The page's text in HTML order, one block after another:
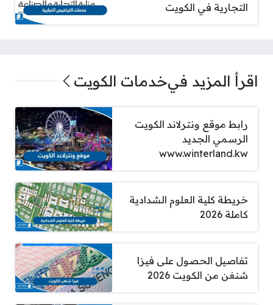
التجارية في الكويت
اقرأ المزيد فيخدمات الكويت
رابط موقع ونترلاند الكويت
الرسمي الجديد
www.winterland.kw
خريطة كلية العلوم الشدادية
كاملة 2026
تفاصيل الحصول على فيزا
شنغن من الكويت 2026